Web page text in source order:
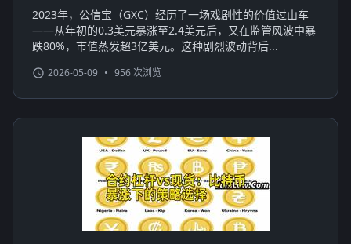
2023年，公信宝（GXC）经历了一场戏剧性的价值过山车
——从年初的0.3美元暴涨至2.4美元后，又在监管风波中暴
跌80%，市值蒸发超3亿美元。这种剧烈波动背后...
2026-05-09 • 956 次浏览